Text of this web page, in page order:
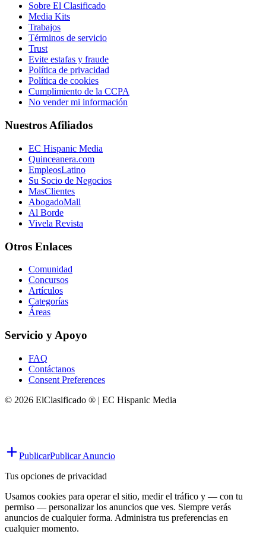
Sobre El Clasificado
Media Kits
Trabajos
Términos de servicio
Trust
Evite estafas y fraude
Política de privacidad
Política de cookies
Cumplimiento de la CCPA
No vender mi información
Nuestros Afiliados
EC Hispanic Media
Quinceanera.com
EmpleosLatino
Su Socio de Negocios
MasClientes
AbogadoMall
Al Borde
Vivela Revista
Otros Enlaces
Comunidad
Concursos
Artículos
Categorías
Áreas
Servicio y Apoyo
FAQ
Contáctanos
Consent Preferences
© 2026 ElClasificado ® | EC Hispanic Media
PublicarPublicar Anuncio
Tus opciones de privacidad
Usamos cookies para operar el sitio, medir el tráfico y — con tu
permiso — personalizar los anuncios que ves. Siempre verás
anuncios de cualquier forma. Administra tus preferencias en
cualquier momento.